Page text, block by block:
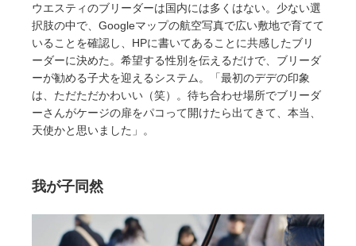
ウエスティのブリーダーは国内には多くはない。少ない選
択肢の中で、Googleマップの航空写真で広い敷地で育てて
いることを確認し、HPに書いてあることに共感したブリ
ーダーに決めた。希望する性別を伝えるだけで、ブリーダ
ーが勧める子犬を迎えるシステム。「最初のデデの印象
は、ただただかわいい（笑）。待ち合わせ場所でブリーダ
ーさんがケージの扉をパコって開けたら出てきて、本当、
天使かと思いました」。
我が子同然